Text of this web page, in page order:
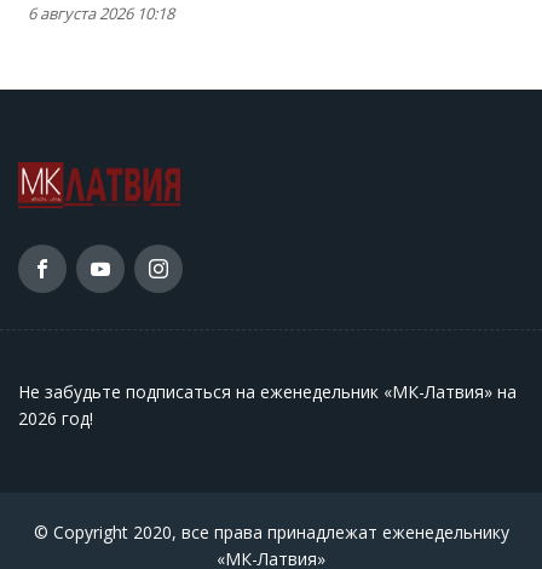
6 августа 2026 10:18
Не забудьте подписаться на еженедельник «МК-Латвия» на
2026 год!
© Copyright 2020, все права принадлежат еженедельнику
«МК-Латвия»